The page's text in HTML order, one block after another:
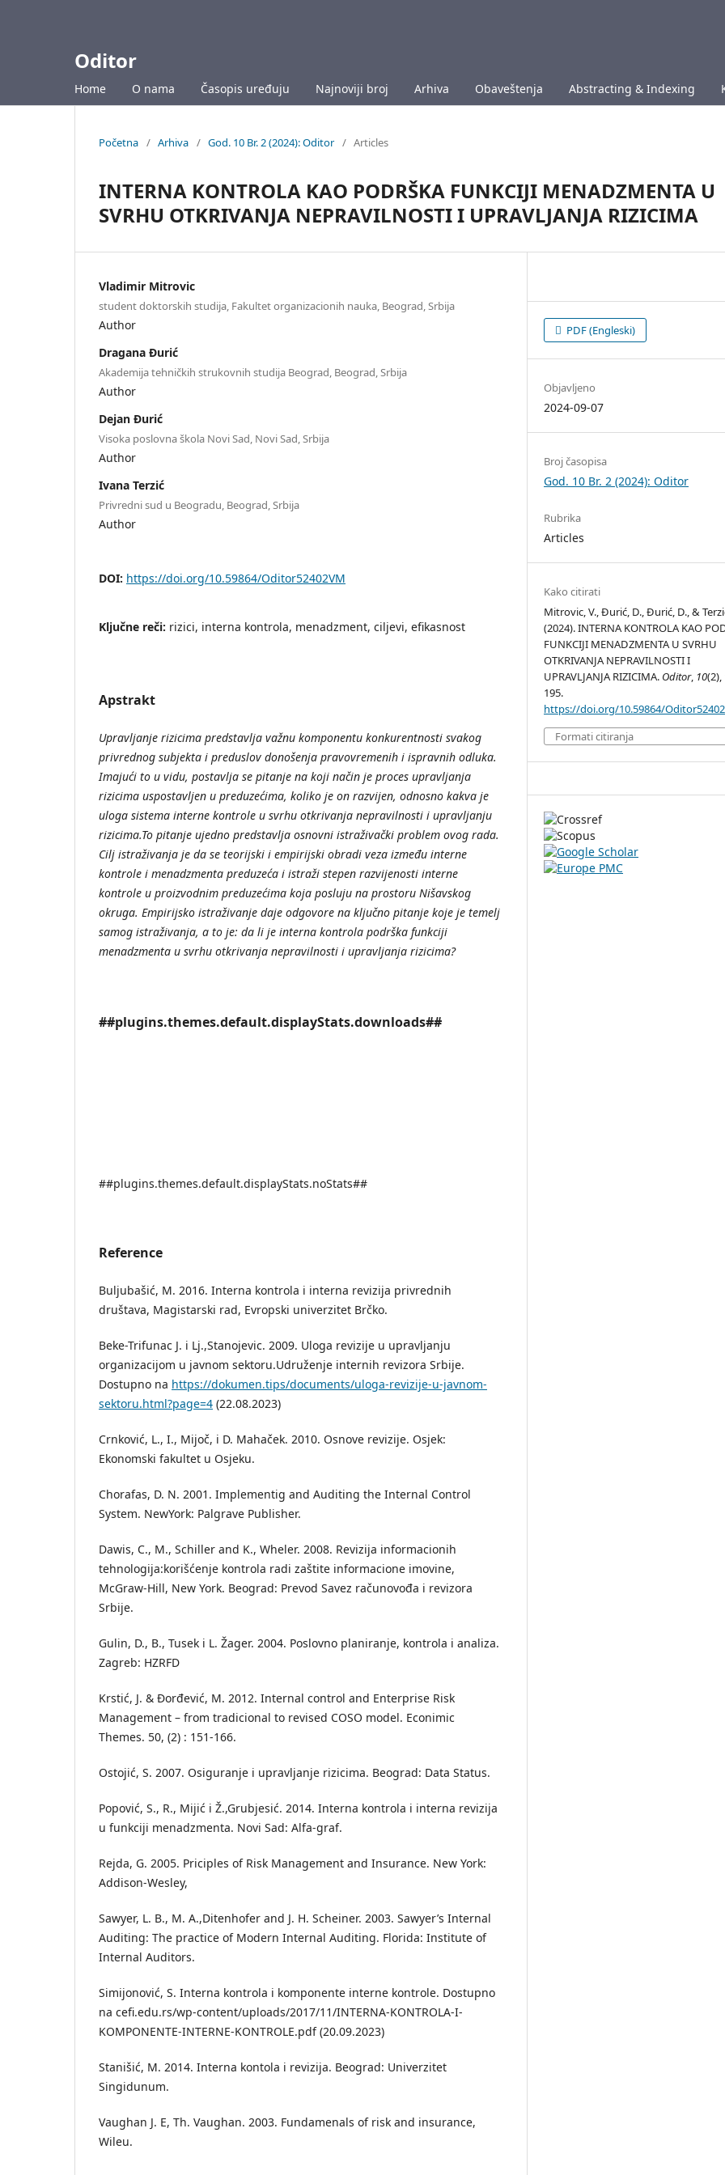
Oditor
Home O nama Časopis uređuju Najnoviji broj Arhiva Obaveštenja Abstracting & Indexing
Početna / Arhiva / God. 10 Br. 2 (2024): Oditor / Articles
INTERNA KONTROLA KAO PODRŠKA FUNKCIJI MENADZMENTA U
SVRHU OTKRIVANJA NEPRAVILNOSTI I UPRAVLJANJA RIZICIMA
Vladimir Mitrovic
student doktorskih studija, Fakultet organizacionih nauka, Beograd, Srbija
Author
Dragana Đurić
Akademija tehničkih strukovnih studija Beograd, Beograd, Srbija
Author
Dejan Đurić
Visoka poslovna škola Novi Sad, Novi Sad, Srbija
Author
Ivana Terzić
Privredni sud u Beogradu, Beograd, Srbija
Author
DOI: https://doi.org/10.59864/Oditor52402VM
Ključne reči: rizici, interna kontrola, menadzment, ciljevi, efikasnost
Apstrakt
Upravljanje rizicima predstavlja važnu komponentu konkurentnosti svakog
privrednog subjekta i preduslov donošenja pravovremenih i ispravnih odluka.
Imajući to u vidu, postavlja se pitanje na koji način je proces upravljanja
rizicima uspostavljen u preduzećima, koliko je on razvijen, odnosno kakva je
uloga sistema interne kontrole u svrhu otkrivanja nepravilnosti i upravljanju
rizicima.To pitanje ujedno predstavlja osnovni istraživački problem ovog rada.
Cilj istraživanja je da se teorijski i empirijski obradi veza između interne
kontrole i menadzmenta preduzeća i istraži stepen razvijenosti interne
kontrole u proizvodnim preduzećima koja posluju na prostoru Nišavskog
okruga. Empirijsko istraživanje daje odgovore na ključno pitanje koje je temelj
samog istraživanja, a to je: da li je interna kontrola podrška funkciji
menadzmenta u svrhu otkrivanja nepravilnosti i upravljanja rizicima?
##plugins.themes.default.displayStats.downloads##
##plugins.themes.default.displayStats.noStats##
Reference
Buljubašić, M. 2016. Interna kontrola i interna revizija privrednih
društava, Magistarski rad, Evropski univerzitet Brčko.
Beke-Trifunac J. i Lj.,Stanojevic. 2009. Uloga revizije u upravljanju
organizacijom u javnom sektoru.Udruženje internih revizora Srbije.
Dostupno na https://dokumen.tips/documents/uloga-revizije-u-javnom-
sektoru.html?page=4 (22.08.2023)
Crnković, L., I., Mijoč, i D. Mahaček. 2010. Osnove revizije. Osjek:
Ekonomski fakultet u Osjeku.
Chorafas, D. N. 2001. Implementig and Auditing the Internal Control
System. NewYork: Palgrave Publisher.
Dawis, C., M., Schiller and K., Wheler. 2008. Revizija informacionih
tehnologija:korišćenje kontrola radi zaštite informacione imovine,
McGraw-Hill, New York. Beograd: Prevod Savez računovođa i revizora
Srbije.
Gulin, D., B., Tusek i L. Žager. 2004. Poslovno planiranje, kontrola i analiza.
Zagreb: HZRFD
Krstić, J. & Đorđević, M. 2012. Internal control and Enterprise Risk
Management – from tradicional to revised COSO model. Econimic
Themes. 50, (2) : 151-166.
Ostojić, S. 2007. Osiguranje i upravljanje rizicima. Beograd: Data Status.
Popović, S., R., Mijić i Ž.,Grubjesić. 2014. Interna kontrola i interna revizija
u funkciji menadzmenta. Novi Sad: Alfa-graf.
Rejda, G. 2005. Priciples of Risk Management and Insurance. New York:
Addison-Wesley,
Sawyer, L. B., M. A.,Ditenhofer and J. H. Scheiner. 2003. Sawyer’s Internal
Auditing: The practice of Modern Internal Auditing. Florida: Institute of
Internal Auditors.
Simijonović, S. Interna kontrola i komponente interne kontrole. Dostupno
na cefi.edu.rs/wp-content/uploads/2017/11/INTERNA-KONTROLA-I-
KOMPONENTE-INTERNE-KONTROLE.pdf (20.09.2023)
Stanišić, M. 2014. Interna kontola i revizija. Beograd: Univerzitet
Singidunum.
Vaughan J. E, Th. Vaughan. 2003. Fundamenals of risk and insurance,
Wileu.
PDF (Engleski)
Objavljeno
2024-09-07
Broj časopisa
God. 10 Br. 2 (2024): Oditor
Rubrika
Articles
Kako citirati
Mitrovic, V., Đurić, D., Đurić, D., &
(2024). INTERNA KONTROLA KAO
FUNKCIJI MENADZMENTA U SVRHU
OTKRIVANJA NEPRAVILNOSTI I
UPRAVLJANJA RIZICIMA. Oditor, 10(2),
195.
https://doi.org/10.59864/
Formati citiranja